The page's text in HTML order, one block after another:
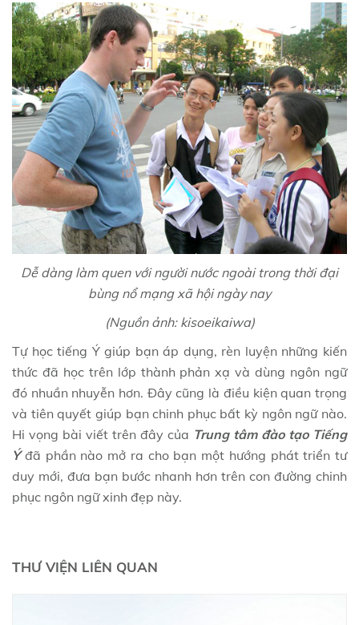
Dễ dàng làm quen với người nước ngoài trong thời đại
bùng nổ mạng xã hội ngày nay
(Nguồn ảnh: kisoeikaiwa)
Tự học tiếng Ý giúp bạn áp dụng, rèn luyện những kiến
thức đã học trên lớp thành phản xạ và dùng ngôn ngữ
đó nhuần nhuyễn hơn. Đây cũng là điều kiện quan trọng
và tiên quyết giúp bạn chinh phục bất kỳ ngôn ngữ nào.
Hi vọng bài viết trên đây của Trung tâm đào tạo Tiếng
Ýđã phần nào mở ra cho bạn một hướng phát triển tư
duy mới, đưa bạn bước nhanh hơn trên con đường chinh
phục ngôn ngữ xinh đẹp này.
THƯ VIỆN LIÊN QUAN